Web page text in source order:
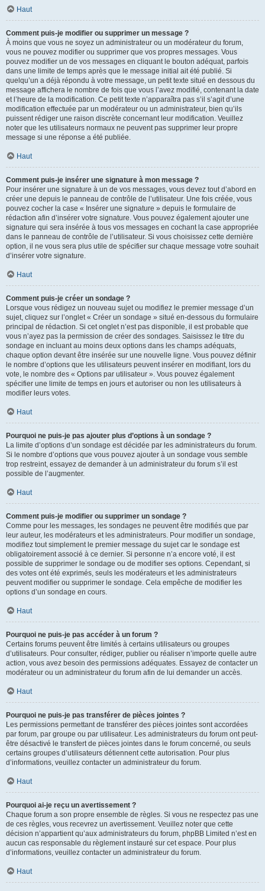
Haut
Comment puis-je modifier ou supprimer un message ?
À moins que vous ne soyez un administrateur ou un modérateur du forum,
vous ne pouvez modifier ou supprimer que vos propres messages. Vous
pouvez modifier un de vos messages en cliquant le bouton adéquat, parfois
dans une limite de temps après que le message initial ait été publié. Si
quelqu’un a déjà répondu à votre message, un petit texte situé en dessous du
message affichera le nombre de fois que vous l’avez modifié, contenant la date
et l’heure de la modification. Ce petit texte n’apparaîtra pas s’il s’agit d’une
modification effectuée par un modérateur ou un administrateur, bien qu’ils
puissent rédiger une raison discrète concernant leur modification. Veuillez
noter que les utilisateurs normaux ne peuvent pas supprimer leur propre
message si une réponse a été publiée.
Haut
Comment puis-je insérer une signature à mon message ?
Pour insérer une signature à un de vos messages, vous devez tout d’abord en
créer une depuis le panneau de contrôle de l’utilisateur. Une fois créée, vous
pouvez cocher la case « Insérer une signature » depuis le formulaire de
rédaction afin d’insérer votre signature. Vous pouvez également ajouter une
signature qui sera insérée à tous vos messages en cochant la case appropriée
dans le panneau de contrôle de l’utilisateur. Si vous choisissez cette dernière
option, il ne vous sera plus utile de spécifier sur chaque message votre souhait
d’insérer votre signature.
Haut
Comment puis-je créer un sondage ?
Lorsque vous rédigez un nouveau sujet ou modifiez le premier message d’un
sujet, cliquez sur l’onglet « Créer un sondage » situé en-dessous du formulaire
principal de rédaction. Si cet onglet n’est pas disponible, il est probable que
vous n’ayez pas la permission de créer des sondages. Saisissez le titre du
sondage en incluant au moins deux options dans les champs adéquats,
chaque option devant être insérée sur une nouvelle ligne. Vous pouvez définir
le nombre d’options que les utilisateurs peuvent insérer en modifiant, lors du
vote, le nombre des « Options par utilisateur ». Vous pouvez également
spécifier une limite de temps en jours et autoriser ou non les utilisateurs à
modifier leurs votes.
Haut
Pourquoi ne puis-je pas ajouter plus d’options à un sondage ?
La limite d’options d’un sondage est décidée par les administrateurs du forum.
Si le nombre d’options que vous pouvez ajouter à un sondage vous semble
trop restreint, essayez de demander à un administrateur du forum s’il est
possible de l’augmenter.
Haut
Comment puis-je modifier ou supprimer un sondage ?
Comme pour les messages, les sondages ne peuvent être modifiés que par
leur auteur, les modérateurs et les administrateurs. Pour modifier un sondage,
modifiez tout simplement le premier message du sujet car le sondage est
obligatoirement associé à ce dernier. Si personne n’a encore voté, il est
possible de supprimer le sondage ou de modifier ses options. Cependant, si
des votes ont été exprimés, seuls les modérateurs et les administrateurs
peuvent modifier ou supprimer le sondage. Cela empêche de modifier les
options d’un sondage en cours.
Haut
Pourquoi ne puis-je pas accéder à un forum ?
Certains forums peuvent être limités à certains utilisateurs ou groupes
d’utilisateurs. Pour consulter, rédiger, publier ou réaliser n’importe quelle autre
action, vous avez besoin des permissions adéquates. Essayez de contacter un
modérateur ou un administrateur du forum afin de lui demander un accès.
Haut
Pourquoi ne puis-je pas transférer de pièces jointes ?
Les permissions permettant de transférer des pièces jointes sont accordées
par forum, par groupe ou par utilisateur. Les administrateurs du forum ont peut-
être désactivé le transfert de pièces jointes dans le forum concerné, ou seuls
certains groupes d’utilisateurs détiennent cette autorisation. Pour plus
d’informations, veuillez contacter un administrateur du forum.
Haut
Pourquoi ai-je reçu un avertissement ?
Chaque forum a son propre ensemble de règles. Si vous ne respectez pas une
de ces règles, vous recevrez un avertissement. Veuillez noter que cette
décision n’appartient qu’aux administrateurs du forum, phpBB Limited n’est en
aucun cas responsable du règlement instauré sur cet espace. Pour plus
d’informations, veuillez contacter un administrateur du forum.
Haut